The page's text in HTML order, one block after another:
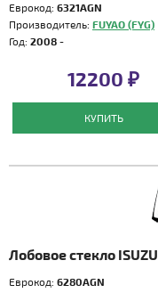
Еврокод: 6321AGN
Производитель: FUYAO (FYG)
Год: 2008 -
12200 ₽
КУПИТЬ
Лобовое стекло
Еврокод: 6280AGN